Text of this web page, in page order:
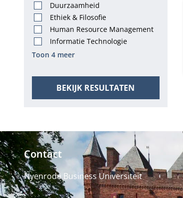
Duurzaamheid
Ethiek & Filosofie
Human Resource Management
Informatie Technologie
Toon 4 meer
BEKIJK RESULTATEN
Contact
Nyenrode Business Universiteit